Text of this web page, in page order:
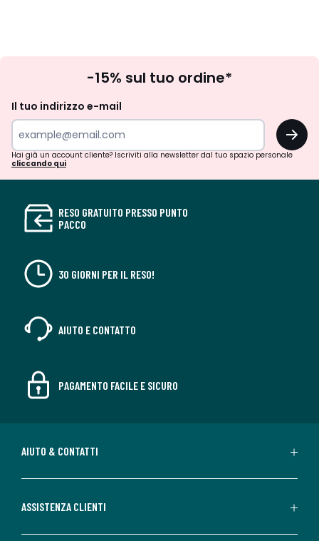
newsletter
-15% sul tuo ordine*
Il tuo indirizzo e-mail
OK
Hai già un account cliente? Iscriviti alla newsletter dal tuo spazio personale
cliccando qui
RESO GRATUITO PRESSO PUNTO
PACCO
30 GIORNI PER IL RESO!
AIUTO E CONTATTO
PAGAMENTO FACILE E SICURO
AIUTO & CONTATTI
ASSISTENZA CLIENTI